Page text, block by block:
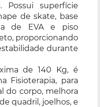
Possui superfície
de skate, base
de EVA e piso
proporcionando
durante
de 140 Kg, é
Fisioterapia, para
do corpo, melhora
quadril, joelhos, e